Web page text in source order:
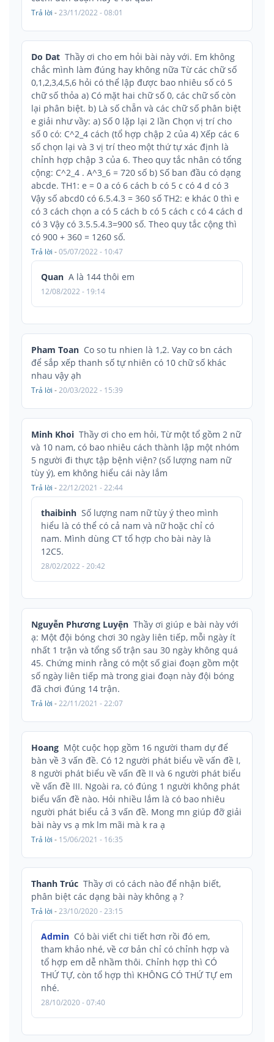
Trả lời -23/11/2022 - 08:01
Do Dat Thầy ơi cho em hỏi bài này với. Em không
chắc mình làm đúng hay không nữa Từ các chữ số
0,1,2,3,4,5,6 hỏi có thể lập được bao nhiêu số có 5
chữ số thỏa a) Có mặt hai chữ số 0, các chữ số còn
lại phân biệt. b) Là số chẵn và các chữ số phân biệt
e giải như vầy: a) Số 0 lặp lại 2 lần Chọn vị trí cho
số 0 có: C^2_4 cách (tổ hợp chập 2 của 4) Xếp các 6
số chọn lại và 3 vị trí theo một thứ tự xác định là
chỉnh hợp chập 3 của 6. Theo quy tắc nhân có tổng
cộng: C^2_4 . A^3_6 = 720 số b) Số ban đầu có dạng
abcde. TH1: e = 0 a có 6 cách b có 5 c có 4 d có 3
Vậy số abcd0 có 6.5.4.3 = 360 số TH2: e khác 0 thì e
có 3 cách chọn a có 5 cách b có 5 cách c có 4 cách d
có 3 Vậy có 3.5.5.4.3=900 số. Theo quy tắc cộng thì
có 900 + 360 = 1260 số.
Trả lời -05/07/2022 - 10:47
Quan A là 144 thôi em
12/08/2022 - 19:14
Pham Toan Co so tu nhien là 1,2. Vay co bn cách
để sắp xếp thanh số tự nhiên có 10 chữ số khác
nhau vậy ạh
Trả lời -20/03/2022 - 15:39
Minh Khoi Thầy ơi cho em hỏi, Từ một tổ gồm 2 nữ
và 10 nam, có bao nhiêu cách thành lập một nhóm
5 người đi thực tập bệnh viện? (số lượng nam nữ
tùy ý), em không hiểu cái này lắm
Trả lời -22/12/2021 - 22:44
thaibinh Số lượng nam nữ tùy ý theo mình
hiểu là có thể có cả nam và nữ hoặc chỉ có
nam. Mình dùng CT tổ hợp cho bài này là
12C5.
28/02/2022 - 20:42
Nguyễn Phương Luyện Thầy ơi giúp e bài này với
ạ: Một đội bóng chơi 30 ngày liên tiếp, mỗi ngày ít
nhất 1 trận và tổng số trận sau 30 ngày không quá
45. Chứng minh rằng có một số giai đoạn gồm một
số ngày liên tiếp mà trong giai đoạn này đội bóng
đã chơi đúng 14 trận.
Trả lời -22/11/2021 - 22:07
Hoang Một cuộc họp gồm 16 người tham dự để
bàn về 3 vấn đề. Có 12 người phát biểu về vấn đề I,
8 người phát biểu về vấn đề II và 6 người phát biểu
về vấn đề III. Ngoài ra, có đúng 1 người không phát
biểu vấn đề nào. Hỏi nhiều lắm là có bao nhiêu
người phát biểu cả 3 vấn đề. Mong mn giúp đỡ giải
bài này vs ạ mk lm mãi mà k ra ạ
Trả lời - 15/06/2021 - 16:35
Thanh Trúc Thầy ơi có cách nào để nhận biết,
phân biệt các dạng bài này không ạ ?
Trả lời -23/10/2020 - 23:15
Admin Có bài viết chi tiết hơn rồi đó em,
tham khảo nhé, về cơ bản chỉ có chỉnh hợp và
tổ hợp em dễ nhầm thôi. Chỉnh hợp thì CÓ
THỨ TỰ, còn tổ hợp thì KHÔNG CÓ THỨ TỰ em
nhé.
28/10/2020 - 07:40